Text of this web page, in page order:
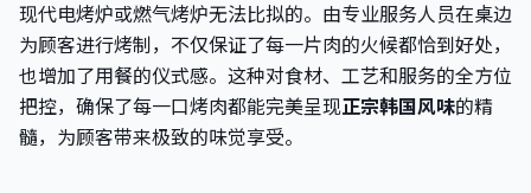
现代电烤炉或燃气烤炉无法比拟的。由专业服务人员在桌边
为顾客进行烤制，不仅保证了每一片肉的火候都恰到好处，
也增加了用餐的仪式感。这种对食材、工艺和服务的全方位
把控，确保了每一口烤肉都能完美呈现正宗韩国风味的精
髓，为顾客带来极致的味觉享受。